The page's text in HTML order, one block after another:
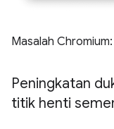
Masalah Chromium:
Peningkatan
titik henti